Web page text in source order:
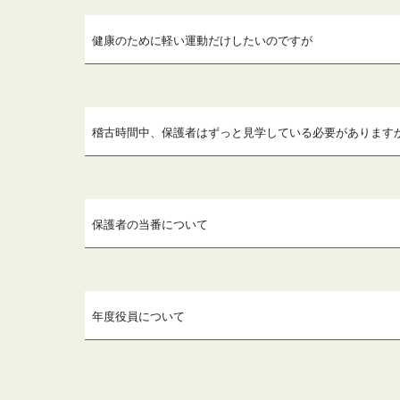
健康のために軽い運動だけしたいのですが
稽古時間中、保護者はずっと見学している必要があります
保護者の当番について
年度役員について